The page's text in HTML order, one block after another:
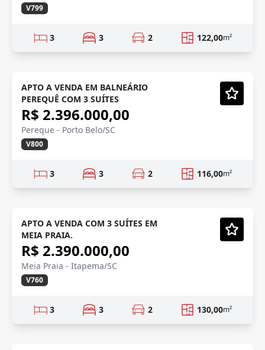
V799
3 3 2 122,00m²
PRÉ LANÇAMENTO
Vídeo
Em Construção
APTO A VENDA EM BALNEÁRIO
PEREQUÊ COM 3 SUÍTES
R$ 2.396.000,00
Pereque - Porto Belo/SC
V800
3 3 2 116,00m²
LANÇAMENTO
Vídeo
Em Construção
APTO A VENDA COM 3 SUÍTES EM
MEIA PRAIA.
R$ 2.390.000,00
Meia Praia - Itapema/SC
V760
3 3 2 130,00m²